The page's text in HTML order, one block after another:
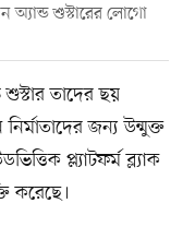
অ্যান্ড শুস্টারের লোগো
শুস্টার তাদের ছয়
জন্য উন্মুক্ত
প্ল্যাটফর্ম ব্ল্যাক
করেছে।